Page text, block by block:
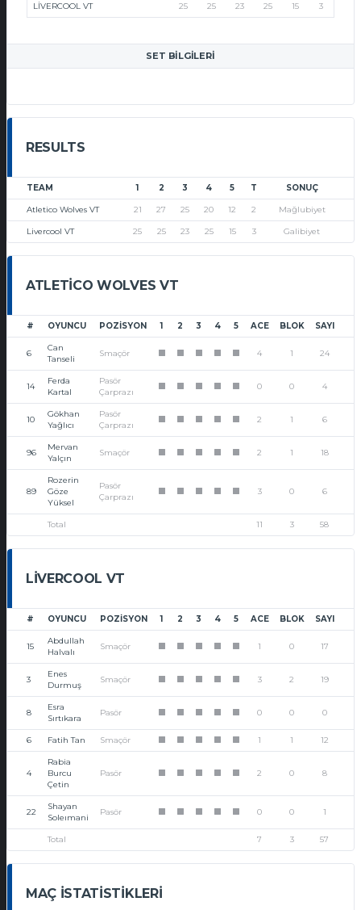
LIVERCOOL VT 25 25 23 25 15 3
SET BILGILERI
RESULTS
TEAM 1 2 3 4 5 T SONUÇ
Atletico Wolves VT 21 27 25 20 12 2 Mağlubiyet
Livercool VT 25 25 23 25 15 3 Galibiyet
ATLETICO WOLVES VT
# OYUNCU POZISYON 1 2 3 4 5 ACE BLOK SAYI
6
Can
Tanseli
Smaçör 4 1 24
14
Ferda
Kartal
Pasör
Çarprazı
0 0 4
10
Gökhan
Yağlıcı
Pasör
Çarprazı
2 1 6
96
Mervan
Yalçın
Smaçör 2 1 18
89
Rozerin
Göze
Yüksel
Pasör
Çarprazı
3 0 6
Total 11 3 58
LIVERCOOL VT
# OYUNCU POZISYON 1 2 3 4 5 ACE BLOK SAYI
15
Abdullah
Halvalı
Smaçör 1 0 17
3
Enes
Durmuş
Smaçör 3 2 19
8
Esra
Sırtıkara
Pasör 0 0 0
6 Fatih Tan Smaçör 1 1 12
4
Rabia
Burcu
Çetin
Pasör 2 0 8
22
Shayan
Soleımani
Pasör 0 0 1
Total 7 3 57
MAÇ İSTATISTIKLERI